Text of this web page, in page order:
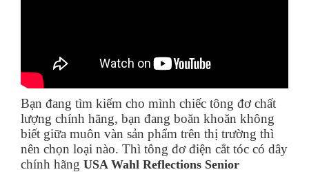
Bạn đang tìm kiếm cho mình chiếc tông đơ chất
lượng chính hãng, bạn đang boăn khoăn không
biết giữa muôn vàn sản phẩm trên thị trường thì
nên chọn loại nào. Thì tông đơ điện cắt tóc có dây
chính hãng USA Wahl Reflections Senior